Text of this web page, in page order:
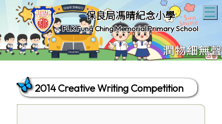
保良局馮晴紀念小學
PLK Fung Ching Memorial Primary School
2014 Creative Writing Competition